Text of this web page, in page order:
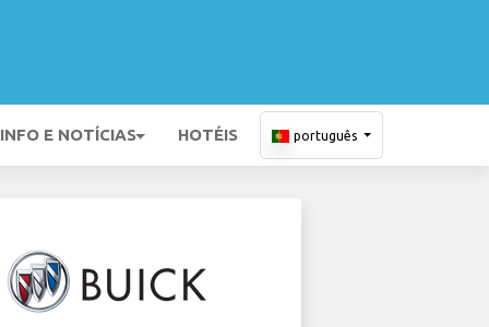
INFO E NOTÍCIAS HOTÉIS português